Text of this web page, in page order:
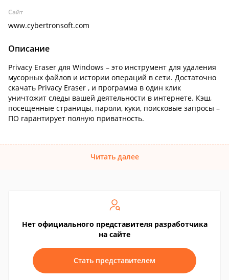
Сайт
www.cybertronsoft.com
Описание
Privacy Eraser для Windows – это инструмент для удаления
мусорных файлов и истории операций в сети. Достаточно
скачать Privacy Eraser , и программа в один клик
уничтожит следы вашей деятельности в интернете. Кэш,
посещенные страницы, пароли, куки, поисковые запросы –
ПО гарантирует полную приватность.
Читать далее
Нет официального представителя разработчика
на сайте
Стать представителем